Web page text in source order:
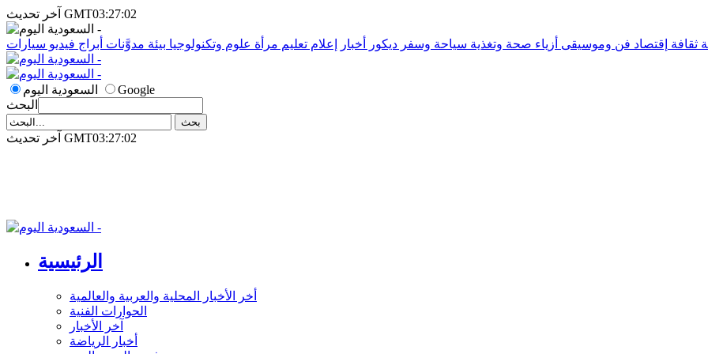
آخر تحديث GMT03:27:02
ثقافة إقتصاد فن وموسيقى أزياء صحة وتغذية سياحة وسفر ديكور أخبار إعلام تعليم مرأة علوم وتكنولوجيا بيئة مدوَّنات أبراج فيديو سيارات
السعودية اليوم
Google
البحث
آخر تحديث GMT03:27:02
الرئيسية
أخر الأخبار المحلية والعربية والعالمية
الحوارات الفنية
آخر الأخبار
أخبار الرياضة